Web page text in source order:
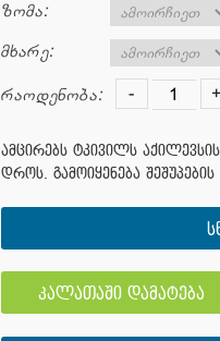
ზომა:
მხარე:
რაოდენობა: - +
ამცირებს ტკივილს
დროს. გამოიყენება
კალათაში დამატება